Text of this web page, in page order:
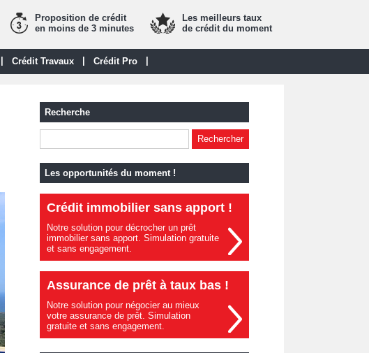
Les meilleurs taux
de crédit du moment
Proposition de crédit
en moins de 3 minutes
Crédit Travaux Crédit Pro
Recherche
Les opportunités du moment !
Crédit immobilier sans apport !
Notre solution pour décrocher un prêt
immobilier sans apport. Simulation gratuite
et sans engagement.
Assurance de prêt à taux bas !
Notre solution pour négocier au mieux
votre assurance de prêt. Simulation
gratuite et sans engagement.